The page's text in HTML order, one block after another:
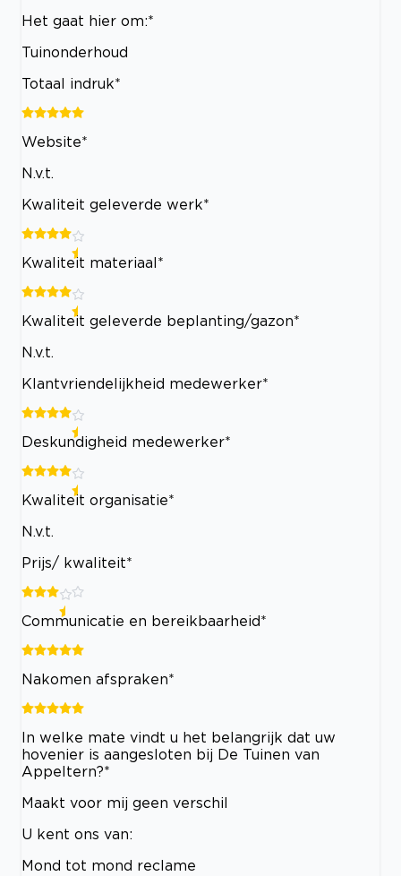
Het gaat hier om:*
Tuinonderhoud
Totaal indruk*
Website*
N.v.t.
Kwaliteit geleverde werk*
Kwaliteit materiaal*
Kwaliteit geleverde beplanting/gazon*
N.v.t.
Klantvriendelijkheid medewerker*
Deskundigheid medewerker*
Kwaliteit organisatie*
N.v.t.
Prijs/ kwaliteit*
Communicatie en bereikbaarheid*
Nakomen afspraken*
In welke mate vindt u het belangrijk dat uw
hovenier is aangesloten bij De Tuinen van
Appeltern?*
Maakt voor mij geen verschil
U kent ons van:
Mond tot mond reclame